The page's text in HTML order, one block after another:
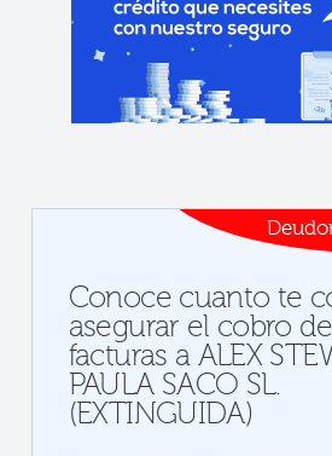
Conoce cuanto te
asegurar el cobro
facturas a ALEX
PAULA SACO SL.
(EXTINGUIDA)